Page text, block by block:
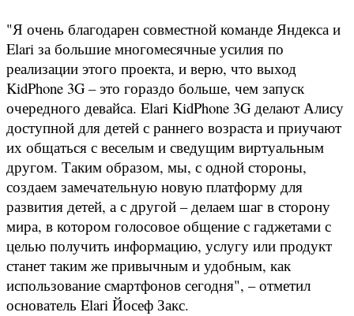
"Я очень благодарен совместной команде Яндекса и
Elari за большие многомесячные усилия по
реализации этого проекта, и верю, что выход
KidPhone 3G – это гораздо больше, чем запуск
очередного девайса. Elari KidPhone 3G делают Алису
доступной для детей с раннего возраста и приучают
их общаться с веселым и сведущим виртуальным
другом. Таким образом, мы, с одной стороны,
создаем замечательную новую платформу для
развития детей, а с другой – делаем шаг в сторону
мира, в котором голосовое общение с гаджетами с
целью получить информацию, услугу или продукт
станет таким же привычным и удобным, как
использование смартфонов сегодня", – отметил
основатель Elari Йосеф Закс.